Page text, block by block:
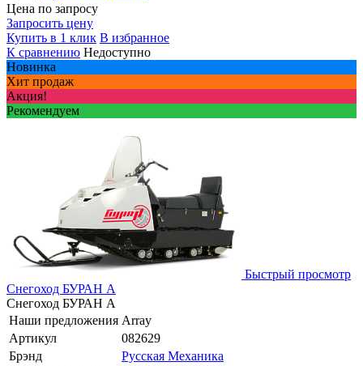
Цена по запросу
Запросить цену
Купить в 1 клик В избранное
К сравнению Недоступно
Новинка
Хит продаж
Акция!
Рекомендуем
Быстрый просмотр
Снегоход БУРАН А
Снегоход БУРАН А
Наши предложения Array
Артикул
082629
Брэнд
Русская Механика